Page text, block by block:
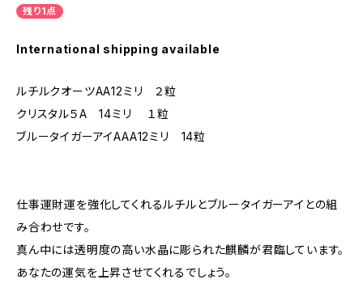
残り1点
International shipping available
ルチルクオーツAA12ミリ ２粒
クリスタル５A 14ミリ １粒
ブルータイガーアイAAA12ミリ 14粒
仕事運財運を強化してくれるルチルとブルータイガーアイとの組
み合わせです。
真ん中には透明度の高い水晶に彫られた麒麟が君臨しています。
あなたの運気を上昇させてくれるでしょう。